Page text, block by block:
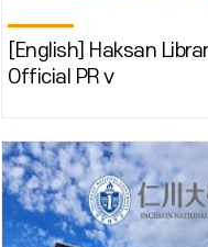
[English] Haksan
Official PR v